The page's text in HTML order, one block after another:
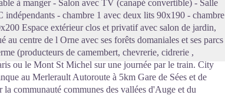
à manger - Salon avec TV (canapé convertible) - Salle
- chambre 1 avec deux lits 90x190 - chambre
Espace extérieur clos et privatif avec salon de jardin,
au centre de l Orne avec ses forêts domaniales et ses parcs
(producteurs de camembert, chevrerie, cidrerie ,
ou le Mont St Michel sur une journée par le train. City
au Merlerault Autoroute à 5km Gare de Sées et de
communauté communes des vallées d'Auge et du